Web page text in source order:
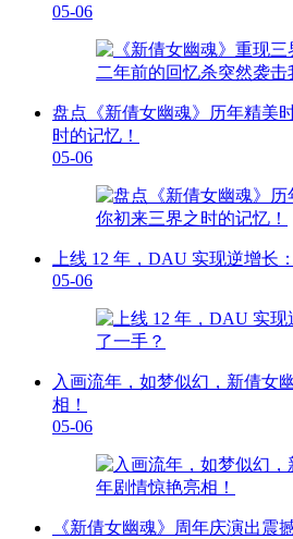
05-06
盘点《新倩女幽魂》历年精美
时的记忆！
05-06
上线 12 年，DAU 实现逆增长
05-06
入画流年，如梦似幻，新倩女
相！
05-06
《新倩女幽魂》周年庆演出震